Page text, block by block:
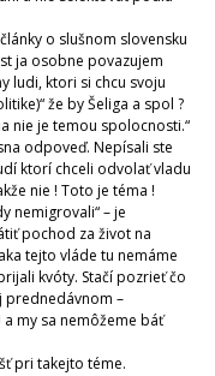
o slušnom slovensku
ja osobne povazujem
ludi, ktori si chcu svoju
že by Šeliga a spol ?
nie je temou spolocnosti.“
odpoveď. Nepísali ste
ktorí chceli odvolať vladu
nie ! Toto je téma !
nemigrovali“ – je
pochod za život na
tejto vláde tu nemáme
kvóty. Stačí pozrieť čo
prednedávnom –
a my sa nemôžeme báť
pri takejto téme.